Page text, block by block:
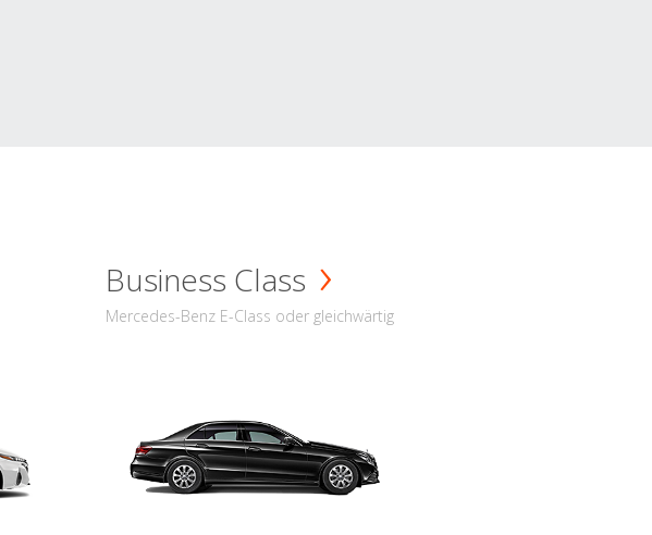
Business Class
Mercedes-Benz E-Class oder gleichwärtig